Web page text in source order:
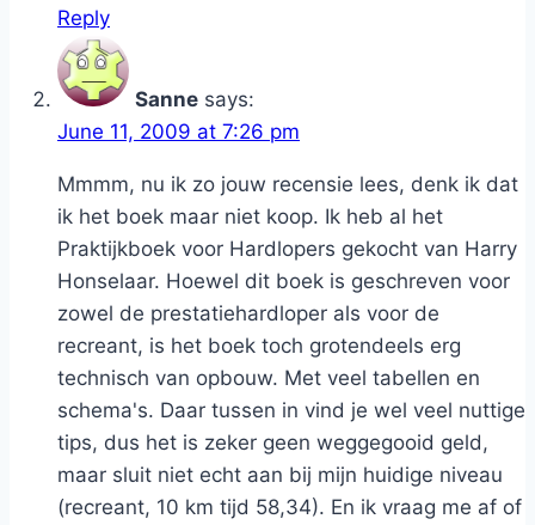
Reply
Sanne says:
June 11, 2009 at 7:26 pm
Mmmm, nu ik zo jouw recensie lees, denk ik dat
ik het boek maar niet koop. Ik heb al het
Praktijkboek voor Hardlopers gekocht van Harry
Honselaar. Hoewel dit boek is geschreven voor
zowel de prestatiehardloper als voor de
recreant, is het boek toch grotendeels erg
technisch van opbouw. Met veel tabellen en
schema's. Daar tussen in vind je wel veel nuttige
tips, dus het is zeker geen weggegooid geld,
maar sluit niet echt aan bij mijn huidige niveau
(recreant, 10 km tijd 58,34). En ik vraag me af of